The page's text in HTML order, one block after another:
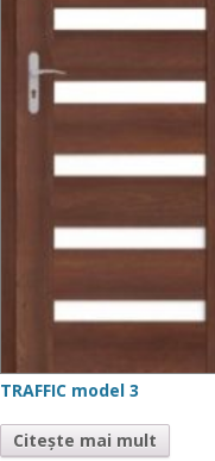
TRAFFIC model 3
Citește mai mult